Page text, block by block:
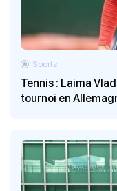
Tennis : Laima
tournoi en
Sports